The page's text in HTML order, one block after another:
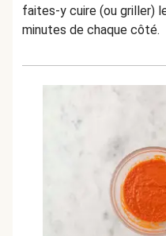
faites-y cuire (ou griller)
minutes de chaque côté.